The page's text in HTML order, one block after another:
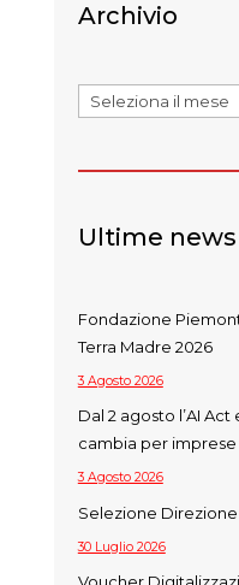
Archivio
Archivi
Ultime news
Fondazione
Terra Madre 2026
3 Agosto 2026
Dal 2 agosto l’AI
cambia per
3 Agosto 2026
Selezione
30 Luglio 2026